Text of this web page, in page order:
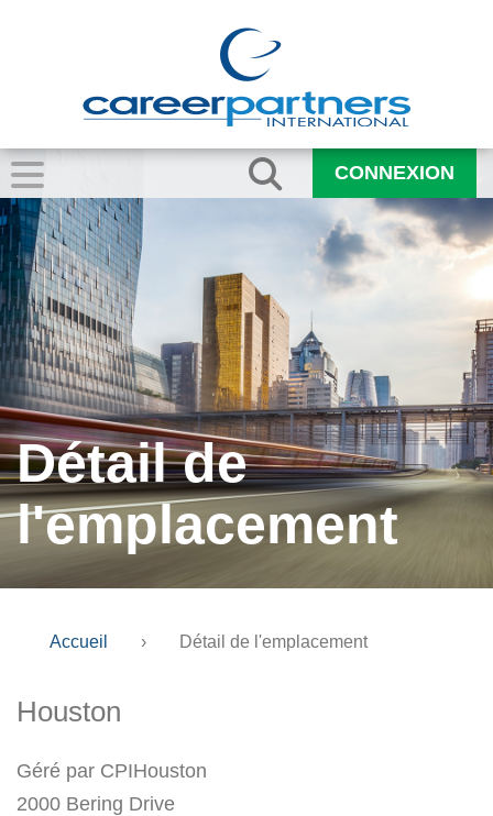
CONNEXION
Détail de
l'emplacement
Accueil › Détail de l'emplacement
Houston
Géré par CPIHouston
2000 Bering Drive